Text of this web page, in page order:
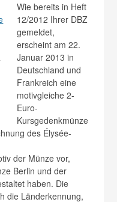
Wie bereits in Heft
12/2012 Ihrer DBZ
gemeldet,
erscheint am 22.
Januar 2013 in
Deutschland und
Frankreich eine
motivgleiche 2-
Euro-
Kursgedenkmünze
des Élysée-
der Münze vor,
Berlin und der
haben. Die
die Länderkennung,